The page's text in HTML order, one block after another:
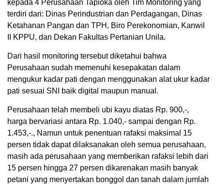
kepada 4 Perusahaan Tapioka oleh Tim Monitoring yang
terdiri dari: Dinas Perindustrian dan Perdagangan, Dinas
Ketahanan Pangan dan TPH, Biro Perekonomian, Kanwil
II KPPU, dan Dekan Fakultas Pertanian Unila.
Dari hasil monitoring tersebut diketahui bahwa
Perusahaan sudah memenuhi kesepakatan dalam
mengukur kadar pati dengan menggunakan alat ukur kadar
pati sesuai SNI baik digital maupun manual.
Perusahaan telah membeli ubi kayu diatas Rp. 900,-,
harga bervariasi antara Rp. 1.040,- sampai dengan Rp.
1.453,-., Namun untuk penentuan rafaksi maksimal 15
persen tidak dapat dilaksanakan oleh semua perusahaan,
masih ada perusahaan yang memberikan rafaksi lebih dari
15 persen hingga 27 persen dikarenakan masih banyak
petani yang menyertakan bonggol dan tanah dalam jumlah